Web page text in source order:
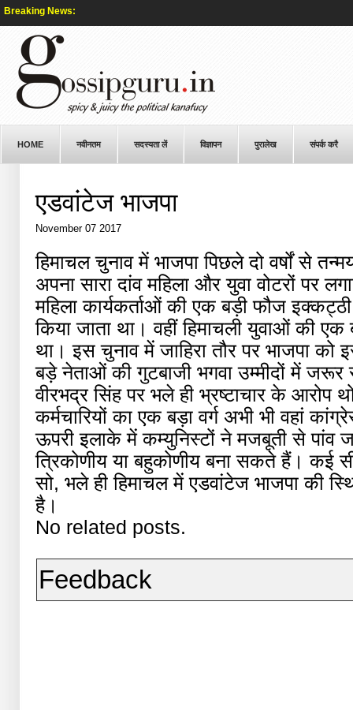
Breaking News:
HOME नवीनतम सदस्यता लें विज्ञापन पुरालेख संपर्क करै
एडवांटेज भाजपा
November 07 2017
हिमाचल चुनाव में भाजपा पिछले दो वर्षों से
अपना सारा दांव महिला और युवा वोटरों पर
महिला कार्यकर्ताओं की एक बड़ी फौज
किया जाता था। वहीं हिमाचली युवाओं की
था। इस चुनाव में जाहिरा तौर पर भाजपा को
बड़े नेताओं की गुटबाजी भगवा उम्मीदों में
वीरभद्र सिंह पर भले ही भ्रष्टाचार के आरोप
कर्मचारियों का एक बड़ा वर्ग अभी भी वहां
ऊपरी इलाके में कम्युनिस्टों ने मजबूती से पांव
त्रिकोणीय या बहुकोणीय बना सकते हैं। कई
सो, भले ही हिमाचल में एडवांटेज भाजपा की
है।
No related posts.
Feedback